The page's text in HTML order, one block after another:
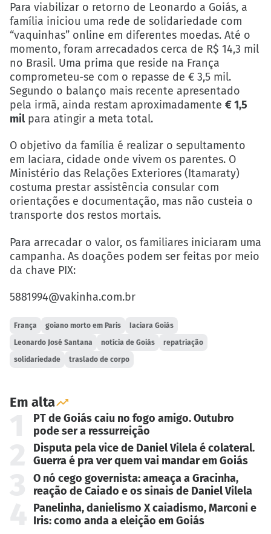
Para viabilizar o retorno de Leonardo a Goiás, a
família iniciou uma rede de solidariedade com
“vaquinhas” online em diferentes moedas. Até o
momento, foram arrecadados cerca de R$ 14,3 mil
no Brasil. Uma prima que reside na França
comprometeu-se com o repasse de € 3,5 mil.
Segundo o balanço mais recente apresentado
pela irmã, ainda restam aproximadamente € 1,5
milpara atingir a meta total.
O objetivo da família é realizar o sepultamento
em Iaciara, cidade onde vivem os parentes. O
Ministério das Relações Exteriores (Itamaraty)
costuma prestar assistência consular com
orientações e documentação, mas não custeia o
transporte dos restos mortais.
Para arrecadar o valor, os familiares iniciaram uma
campanha. As doações podem ser feitas por meio
da chave PIX:
5881994@vakinha.com.br
França goiano morto em Paris Iaciara Goiás
Leonardo José Santana notícia de Goiás repatriação
solidariedade traslado de corpo
Em alta
PT de Goiás caiu no fogo amigo. Outubro
pode ser a ressurreição
Disputa pela vice de Daniel Vilela é colateral.
Guerra é pra ver quem vai mandar em Goiás
O nó cego governista: ameaça a Gracinha,
reação de Caiado e os sinais de Daniel Vilela
Panelinha, danielismo X caiadismo, Marconi e
Iris: como anda a eleição em Goiás